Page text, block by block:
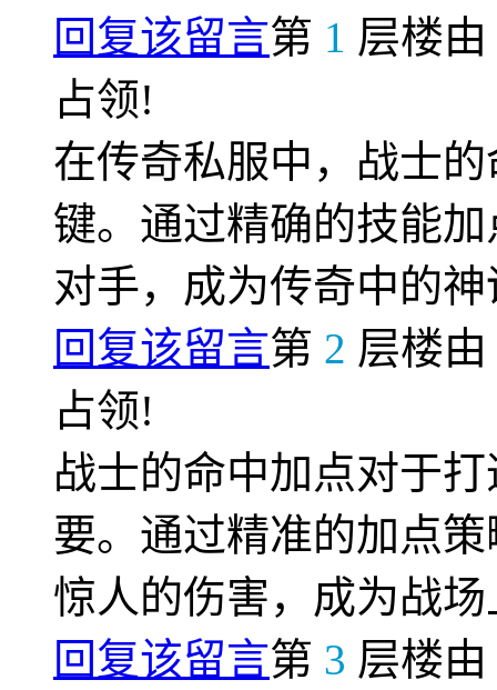
回复该留言第 1 层楼由
占领!
在传奇私服中，战士
键。通过精确的技能
对手，成为传奇中的神
回复该留言第 2 层楼由
占领!
战士的命中加点对于
要。通过精准的加点
惊人的伤害，成为战
回复该留言第 3 层楼由